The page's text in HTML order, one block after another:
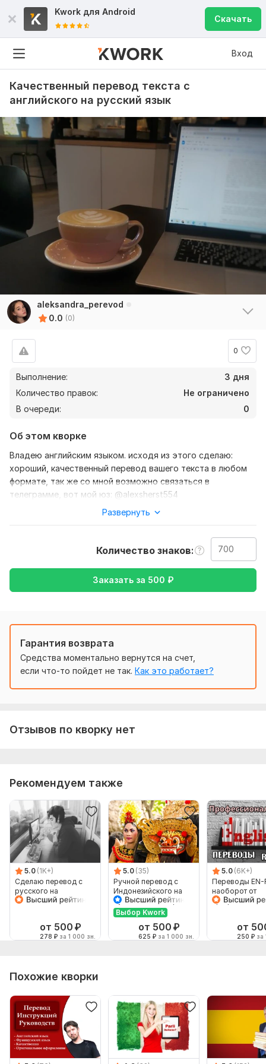
Kwork для Android
Скачать
Вход
Качественный перевод текста с
английского на русский язык
aleksandra_perevod
0.0 (0)
0
Выполнение:
3 дня
Количество правок:
Не ограничено
В очереди:
0
Об этом кворке
Владею английским языком. исходя из этого сделаю:
хороший, качественный перевод вашего текста в любом
формате, так же со мной возможно связаться в
телеграмме, вот мой юз: @alexsherst554
также точнее мои работы перевод- с английского на
русский или русского на английский
Тематика:
Объем услуги в кворке:
Развернуть
Количество знаков
Заказать за 500 ₽
Гарантия возврата
Средства моментально вернутся на счет,
если что-то пойдет не так. Как это работает?
Отзывов по кворку нет
Рекомендуем также
5.0 (1K+)
Сделаю перевод с
русского на
английский и
от 500 ₽
278 ₽ за 1 000 зн.
5.0 (35)
Ручной перевод с
Индонезийского на
Русский и наоборот
Выбор Kwork
от 500 ₽
625 ₽ за 1 000 зн.
5.0 (6K+)
Переводы EN-
наоборот от
от
250 ₽ за
Похожие кворки